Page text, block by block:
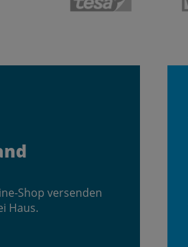
Shop versenden
Haus.